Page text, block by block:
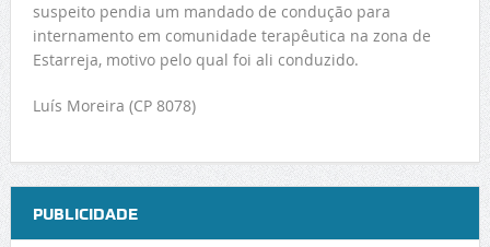
suspeito pendia um mandado de condução para
internamento em comunidade terapêutica na zona de
Estarreja, motivo pelo qual foi ali conduzido.
Luís Moreira (CP 8078)
PUBLICIDADE